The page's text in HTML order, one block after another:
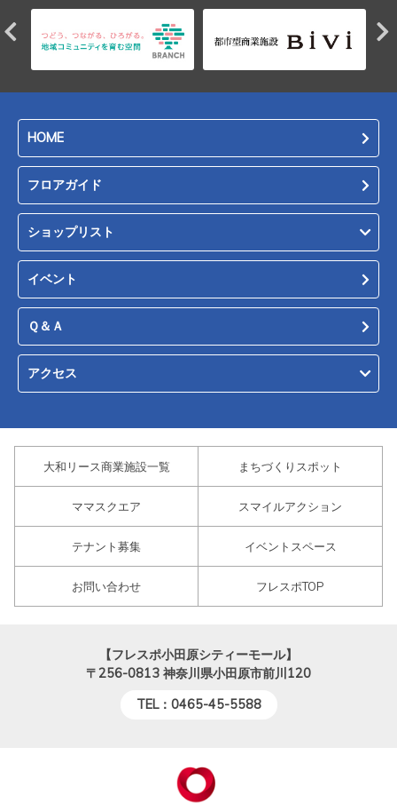
HOME
フロアガイド
ショップリスト
イベント
Ｑ＆Ａ
アクセス
大和リース商業施設一覧 まちづくりスポット
ママスクエア スマイルアクション
テナント募集 イベントスペース
お問い合わせ フレスポTOP
【フレスポ小田原シティーモール】
〒256-0813 神奈川県小田原市前川120
TEL：0465-45-5588